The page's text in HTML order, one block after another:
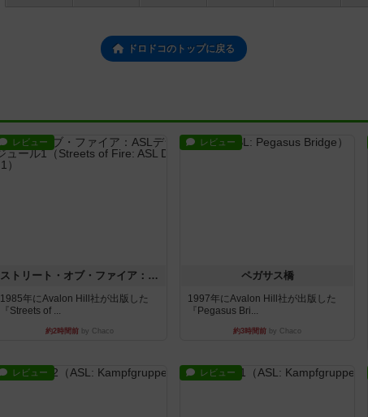
ドロドコのトップに戻る
レビュー
ストリート・オブ・ファイア：ASLデラックスモジュール1
1985年にAvalon Hill社が出版した
『Streets of ...
約2時間前 by Chaco
レビュー
ペガサス橋
1997年にAvalon Hill社が出版した
『Pegasus Bri...
約3時間前 by Chaco
レビュー レビュー